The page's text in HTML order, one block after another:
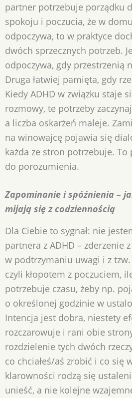
partner potrzebuje porządku
spokoju i poczucia, że w
odpoczywa, to w praktyce
dwóch sprzecznych potrzeb.
odpoczywa, gdy przestrzenią
Druga łatwiej pamięta, gdy
Kiedy ADHD w związku staje
rozmowy, te potrzeby
a liczba oskarżeń maleje.
na winowajcę pojawia się
każda ze stron potrzebuje. To
do porozumienia.
Zapominanie i spóźnienia –
mijają się z codziennością
Dla Ciebie to sygnał: nie
partnera z ADHD – zderzenie
w podtrzymaniu uwagi i z
czyli kłopotem z poczuciem,
potrzebuje czasu, żeby np.
o określonej godzinie w
Intencja jest dobra, niestety
rozczarowuje i rani obie
rozdzielenie tych dwóch
co chciałeś/aś zrobić i co się
klarowności rodzą się
unieść, a nie kolejne